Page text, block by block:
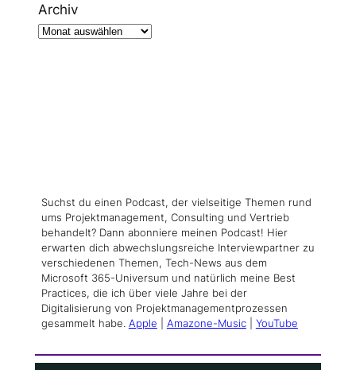
Archiv
Suchst du einen Podcast, der vielseitige Themen rund
ums Projektmanagement, Consulting und Vertrieb
behandelt? Dann abonniere meinen Podcast! Hier
erwarten dich abwechslungsreiche Interviewpartner zu
verschiedenen Themen, Tech-News aus dem
Microsoft 365-Universum und natürlich meine Best
Practices, die ich über viele Jahre bei der
Digitalisierung von Projektmanagementprozessen
gesammelt habe. Apple Amazone-Music| YouTube